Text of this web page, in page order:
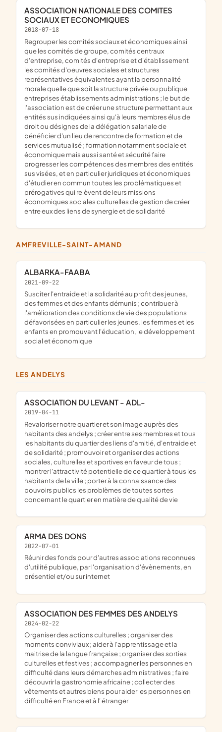
ASSOCIATION NATIONALE DES COMITES
SOCIAUX ET ECONOMIQUES
2018-07-18
regrouper les comités sociaux et économiques ainsi
que les comités de groupe, comités centraux
d'entreprise, comités d'entreprise et d'établissement
les comités d'oeuvres sociales et structures
représentatives équivalentes ayant la personnalité
morale quelle que soit la structure privée ou publique
entreprises établissements administrations ; le but de
l'association est de créer une structure permettant aux
entités sus indiquées ainsi qu'à leurs membres élus de
droit ou désignes de la délégation salariale de
bénéficier d'un lieu de rencontre de formation et de
services mutualisé ; formation notamment sociale et
économique mais aussi santé et sécurité faire
progresser les compétences des membres des entités
sus visées, et en particulier juridiques et économiques
d'étudier en commun toutes les problématiques et
prérogatives qui relèvent de leurs missions
économiques sociales culturelles de gestion de créer
entre eux des liens de synergie et de solidarité
AMFREVILLE-SAINT-AMAND
ALBARKA-FAABA
2021-09-22
susciter l'entraide et la solidarité au profit des jeunes,
des femmes et des enfants démunis ; contribuer à
l'amélioration des conditions de vie des populations
défavorisées en particulier les jeunes, les femmes et les
enfants en promouvant l'éducation, le développement
social et économique
LES ANDELYS
ASSOCIATION DU LEVANT - ADL-
2019-04-11
revaloriser notre quartier et son image auprès des
habitants des andelys ; créer entre ses membres et tous
les habitants du quartier des liens d'amitié, d'entraide et
de solidarité ; promouvoir et organiser des actions
sociales, culturelles et sportives en faveur de tous ;
montrer l'attractivité potentielle de ce quartier à tous les
habitants de la ville ; porter à la connaissance des
pouvoirs publics les problèmes de toutes sortes
concernant le quartier en matière de qualité de vie
ARMA DES DONS
2022-07-01
réunir des fonds pour d'autres associations reconnues
d'utilité publique, par l'organisation d'évènements, en
présentiel et/ou sur internet
ASSOCIATION DES FEMMES DES ANDELYS
2024-02-22
organiser des actions culturelles ; organiser des
moments conviviaux ; aider à l'apprentissage et la
maitrise de la langue française ; organiser des sorties
culturelles et festives ; accompagner les personnes en
difficulté dans leurs démarches administratives ; faire
découvrir la gastronomie africaine ; collecter des
vêtements et autres biens pour aider les personnes en
difficulté en France et à l' étranger